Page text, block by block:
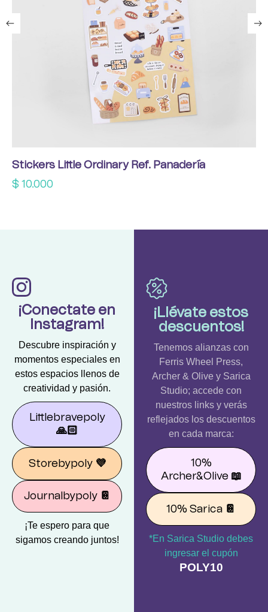
Stickers Little Ordinary Ref. Panadería
$ 10.000
¡Conectate en
Instagram!
Descubre inspiración y
momentos especiales en
estos espacios llenos de
creatividad y pasión.
Littlebravepoly
🙏🏻
Storebypoly 💜
Journalbypoly 📔
¡Te espero para que
sigamos creando juntos!
¡Llévate estos
descuentos!
Tenemos alianzas con
Ferris Wheel Press,
Archer & Olive y Sarica
Studio; accede con
nuestros links y verás
reflejados los descuentos
en cada marca:
10%
Archer&Olive 📖
10% Sarica 📔
*En Sarica Studio debes
ingresar el cupón
POLY10